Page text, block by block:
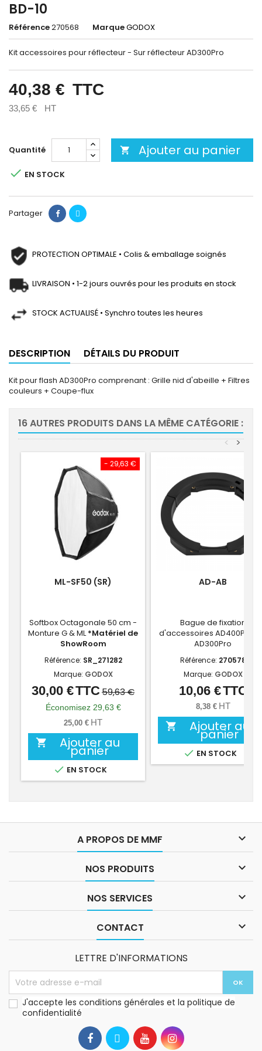
BD-10
Référence270568 MarqueGODOX
Kit accessoires pour réflecteur - Sur réflecteur AD300Pro
40,38 € TTC
33,65 € HT
Quantité  Ajouter au panier
 EN STOCK
Partager
PROTECTION OPTIMALE • Colis & emballage soignés
LIVRAISON • 1-2 jours ouvrés pour les produits en stock
STOCK ACTUALISÉ • Synchro toutes les heures
DESCRIPTION DÉTAILS DU PRODUIT
Kit pour flash AD300Pro comprenant : Grille nid d'abeille + Filtres
couleurs + Coupe-flux
16 AUTRES PRODUITS DANS LA MÊME CATÉGORIE :
>
<
- 29,63 €
ML-SF50 (SR)
Softbox Octagonale 50 cm -
Monture G & ML*Matériel de
ShowRoom
Référence: SR_271282
Marque: GODOX
Prix
Prix
de
base
30,00 €TTC59,63 €
Économisez 29,63 €
25,00 € HT
 Ajouter au
panier
 EN STOCK
AD-AB
Bague de fixation
d'accessoires AD400Pro
AD300Pro
Référence: 270578
Marque: GODOX
Prix
10,06 €TTC
8,38 € HT
 Ajouter au
panier
 EN STOCK
A PROPOS DE MMF 
NOS PRODUITS 
NOS SERVICES 
CONTACT 
LETTRE D'INFORMATIONS
J'accepte les conditions générales et la politique de
confidentialité